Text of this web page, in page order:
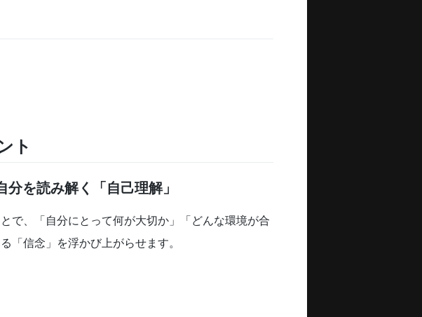
ト
を読み解く「自己理解」
で、「自分にとって何が大切か」「どんな環境が合
「信念」を浮かび上がらせます。